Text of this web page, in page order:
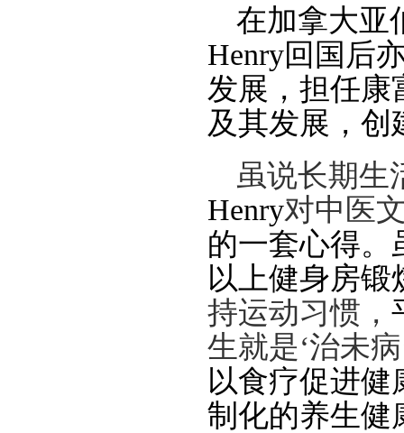
在加拿大亚
Henry回国后
发展，担任康
及其发展，创
虽说长期生
Henry对中医
的一套心得。
以上健身房
持运动习惯，
生就是‘治未
以食疗促进
制化的养生健